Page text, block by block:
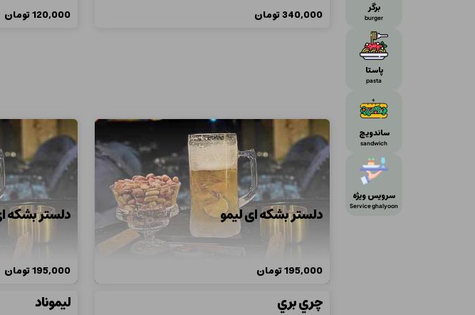
برگر
burger
پاستا
pasta
ساندویچ
sandwich
سرویس ویژه
Service ghalyoon
340,000تومان 120,000تومان
دلستر بشکه ای لیمو
195,000تومان
دلستر بشکه
195,000تومان
چري بري لیموناد